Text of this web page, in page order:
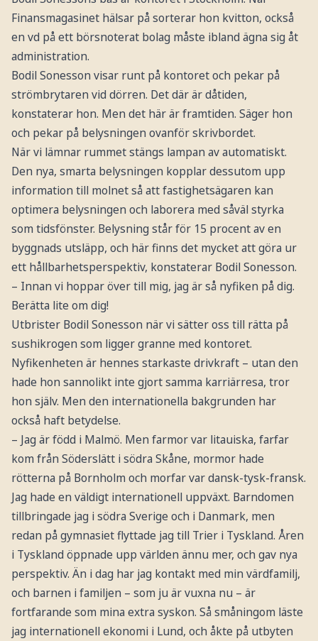
Finansmagasinet hälsar på sorterar hon kvitton, också
en vd på ett börsnoterat bolag måste ibland ägna sig åt
administration.
Bodil Sonesson visar runt på kontoret och pekar på
strömbrytaren vid dörren. Det där är dåtiden,
konstaterar hon. Men det här är framtiden. Säger hon
och pekar på belysningen ovanför skrivbordet.
När vi lämnar rummet stängs lampan av automatiskt.
Den nya, smarta belysningen kopplar dessutom upp
information till molnet så att fastighetsägaren kan
optimera belysningen och laborera med såväl styrka
som tidsfönster. Belysning står för 15 procent av en
byggnads utsläpp, och här finns det mycket att göra ur
ett hållbarhetsperspektiv, konstaterar Bodil Sonesson.
– Innan vi hoppar över till mig, jag är så nyfiken på dig.
Berätta lite om dig!
Utbrister Bodil Sonesson när vi sätter oss till rätta på
sushikrogen som ligger granne med kontoret.
Nyfikenheten är hennes starkaste drivkraft – utan den
hade hon sannolikt inte gjort samma karriärresa, tror
hon själv. Men den internationella bakgrunden har
också haft betydelse.
– Jag är född i Malmö. Men farmor var litauiska, farfar
kom från Söderslätt i södra Skåne, mormor hade
rötterna på Bornholm och morfar var dansk-tysk-fransk.
Jag hade en väldigt internationell uppväxt. Barndomen
tillbringade jag i södra Sverige och i Danmark, men
redan på gymnasiet flyttade jag till Trier i Tyskland. Åren
i Tyskland öppnade upp världen ännu mer, och gav nya
perspektiv. Än i dag har jag kontakt med min värdfamilj,
och barnen i familjen – som ju är vuxna nu – är
fortfarande som mina extra syskon. Så småningom läste
jag internationell ekonomi i Lund, och åkte på utbyten